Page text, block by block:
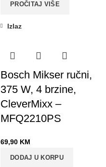
PROČITAJ VIŠE
Izlaz
Bosch Mikser ručni,
375 W, 4 brzine,
CleverMixx –
MFQ2210PS
69,90 KM
DODAJ U KORPU